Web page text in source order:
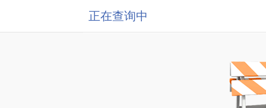
正在查询中